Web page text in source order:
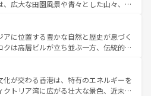
韓国料理が待っている。夜には、韓国な
ら、韓国の多彩な魅力を心ゆくまで味
わってみてほしい。 なお、新着の韓国情報はコンテンツ一
い。
、広大な田園風景や青々とした山々、世
統が息づく。ハノイの古い町並みやホ
ンス統治時代の建物も、独特の雰囲気を
また、バラエティの豊かさとおいしさで
ンミー、ベトナムコーヒーなどは、ぜ
い。どの地域を訪れてもあたたかい人々
くれるので、きっと忘れられない旅にな
アに位置する豊かな自然と歴史が息づく
クは高層ビルが立ち並ぶ一方、伝統的な
る。北部ではチェンマイなどの山岳地
い、南部ではプーケットやクラビの美し
ト気分を楽しむことができる。タイ料理
化が交わる香港は、特有のエネルギーを
クトリア湾に広がる壮大な景色、近未来